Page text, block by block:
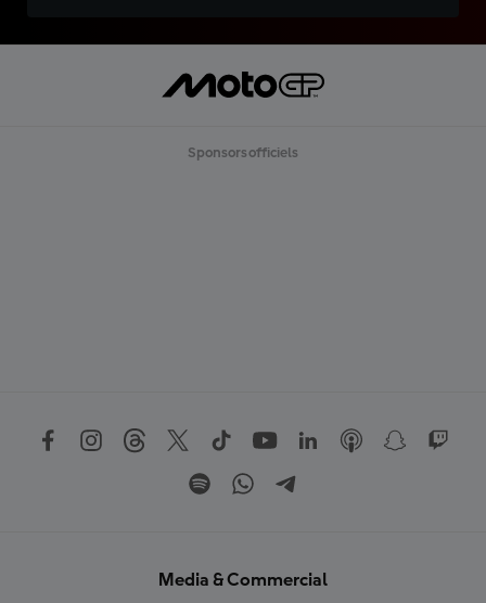
Sponsors officiels
Media & Commercial